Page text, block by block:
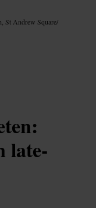
St Andrew Square/
late-